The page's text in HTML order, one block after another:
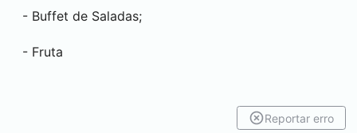
- Buffet de Saladas;
- Fruta
Reportar erro